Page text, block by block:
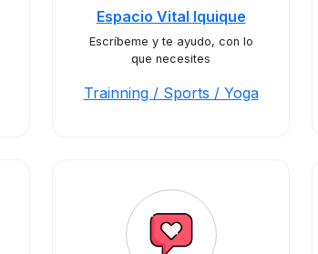
Espacio Vital Iquique
Escríbeme y te ayudo, con lo
que necesites
Trainning / Sports / Yoga